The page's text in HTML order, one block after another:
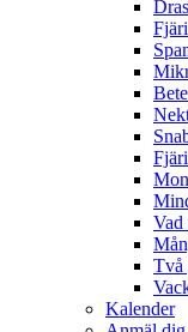
Vad
Två
Kalender